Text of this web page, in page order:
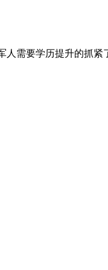
人需要学历提升的抓紧